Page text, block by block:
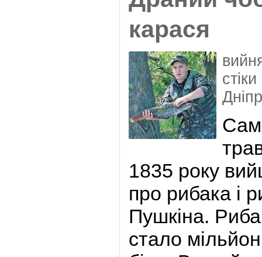
карася
1835 року
про рибака і
Пушкіна.
стало